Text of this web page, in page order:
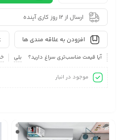
ارسال از 12 روز کاری آینده
افزودن به علاقه مندی ها
آیا قیمت مناسب‌تری سراغ دارید؟ بلی
موجود در انبار